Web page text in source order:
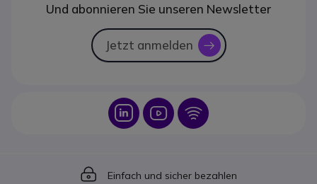
Und abonnieren Sie unseren Newsletter
Jetzt anmelden icon
Icon Icon Icon
Icon
Einfach und sicher bezahlen